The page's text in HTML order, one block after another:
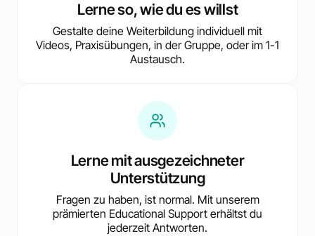
Lerne so, wie du es willst
Gestalte deine Weiterbildung individuell mit
Videos, Praxisübungen, in der Gruppe, oder im 1-1
Austausch.
Lerne mit ausgezeichneter
Unterstützung
Fragen zu haben, ist normal. Mit unserem
prämierten Educational Support erhältst du
jederzeit Antworten.